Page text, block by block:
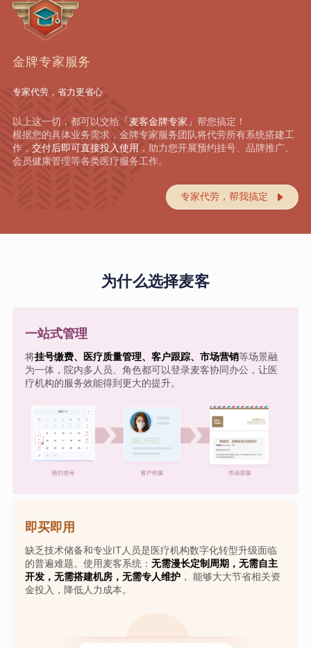
金牌专家服务
专家代劳，省力更省心
以上这一切，都可以交给「麦客金牌专家」 帮您搞定！
根据您的具体业务需求，金牌专家服务团队将代劳所有系统搭建工
作， 交付后即可直接投入使用 ，助力您开展预约挂号、品牌推广、
会员健康管理等各类医疗服务工作。
专家代劳，帮我搞定 
为什么选择麦客
一站式管理
将挂号缴费、医疗质量管理、客户跟踪、市场营销等场景融
为一体，院内多人员、角色都可以登录麦客协同办公，让医
疗机构的服务效能得到更大的提升。
即买即用
缺乏技术储备和专业IT人员是医疗机构数字化转型升级面临
的普遍难题。使用麦客系统： 无需漫长定制周期，无需自主
开发，无需搭建机房，无需专人维护， 能够大大节省相关资
金投入，降低人力成本。